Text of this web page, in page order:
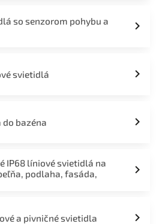
so senzorom pohybu a
svietidlá
do bazéna
IP68 líniové svietidlá na
podlaha, fasáda,
a pivničné svietidla